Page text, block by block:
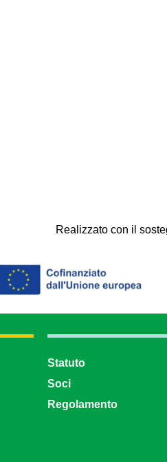
Realizzato con il
Statuto
Soci
Regolamento